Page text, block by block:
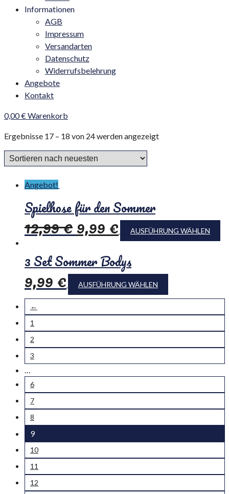
Informationen
AGB
Impressum
Versandarten
Datenschutz
Widerrufsbelehrung
Angebote
Kontakt
0,00€Warenkorb
Ergebnisse 17 – 18 von 24 werden angezeigt
Angebot!
Spielhose für den Sommer
12,99€9,99€ AUSFÜHRUNG WÄHLEN
3 Set Sommer Bodys
9,99€ AUSFÜHRUNG WÄHLEN
←
1
2
3
…
6
7
8
9
10
11
12